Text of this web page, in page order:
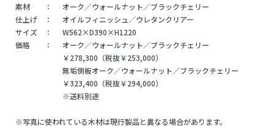
素材 ：
オーク／ウォールナット／ブラックチェリー
仕上げ ：
オイルフィニッシュ／ウレタンクリアー
サイズ ：
W562×D390×H1220
価格 ：
オーク／ウォールナット／ブラックチェリー
￥278,300（税抜￥253,000）
無垢側板オーク／ウォールナット／ブラックチェリー
￥323,400（税抜￥294,000）
※送料別途
※写真に使われている木材は現行製品と異なる場合があります。